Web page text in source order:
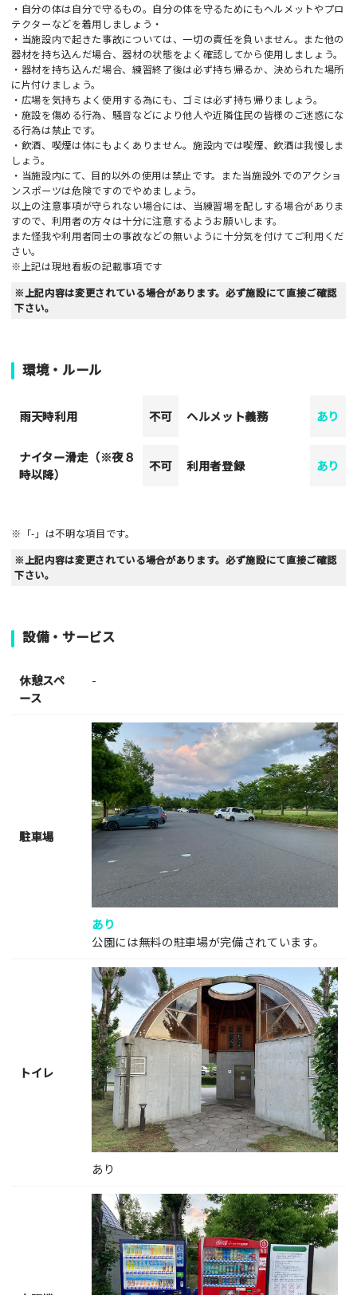
・自分の体は自分で守るもの。自分の体を守るためにもヘルメットやプロ
テクターなどを着用しましょう・
・当施設内で起きた事故については、一切の責任を負いません。また他の
器材を持ち込んだ場合、器材の状態をよく確認してから使用しましょう。
・器材を持ち込んだ場合、練習終了後は必ず持ち帰るか、決められた場所
に片付けましょう。
・広場を気持ちよく使用する為にも、ゴミは必ず持ち帰りましょう。
・施設を傷める行為、騒音などにより他人や近隣住民の皆様のご迷惑にな
る行為は禁止です。
・飲酒、喫煙は体にもよくありません。施設内では喫煙、飲酒は我慢しま
しょう。
・当施設内にて、目的以外の使用は禁止です。また当施設外でのアクショ
ンスポーツは危険ですのでやめましょう。
以上の注意事項が守られない場合には、当練習場を配しする場合がありま
すので、利用者の方々は十分に注意するようお願いします。
また怪我や利用者同士の事故などの無いように十分気を付けてご利用くだ
さい。
※上記は現地看板の記載事項です
※上記内容は変更されている場合があります。必ず施設にて直接ご確認
下さい。
環境・ルール
雨天時利用 不可 ヘルメット義務 あり
ナイター滑走（※夜８
時以降）
不可 利用者登録 あり
※「-」は不明な項目です。
※上記内容は変更されている場合があります。必ず施設にて直接ご確認
下さい。
設備・サービス
休憩スペ
ース
-
駐車場
あり
公園には無料の駐車場が完備されています。
トイレ
あり